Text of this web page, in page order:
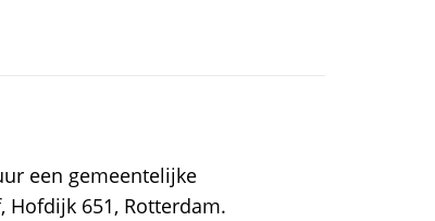
een gemeentelijke
Hofdijk 651, Rotterdam.